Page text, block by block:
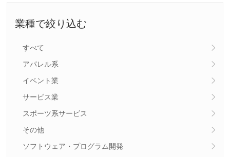
業種で絞り込む
すべて
アパレル系
イベント業
サービス業
スポーツ系サービス
その他
ソフトウェア・プログラム開発